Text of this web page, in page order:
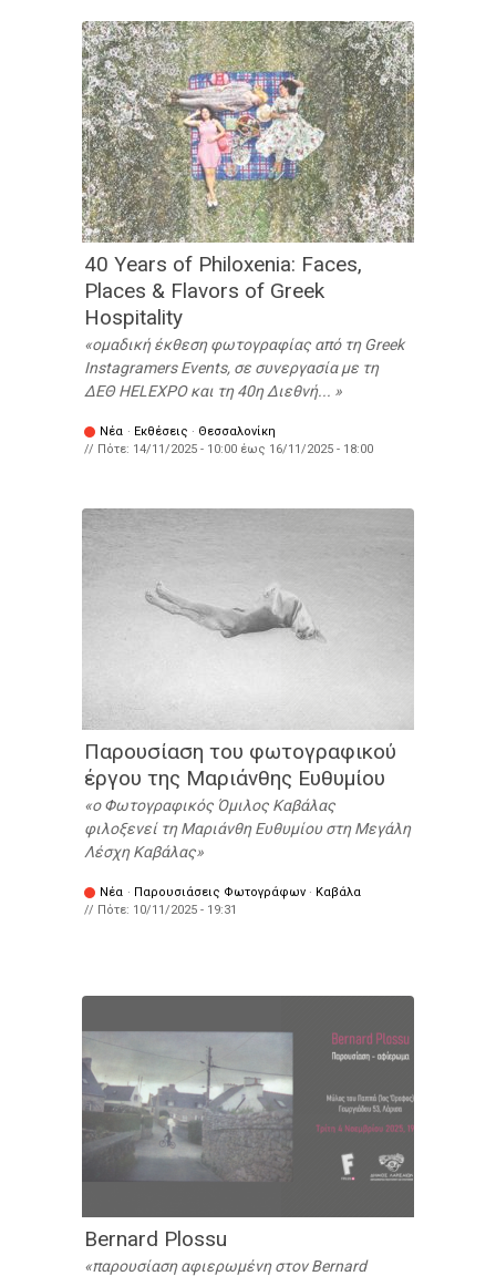
40 Years of Philoxenia: Faces,
Places & Flavors of Greek
Hospitality
ομαδική έκθεση φωτογραφίας από τη Greek
Instagramers Events, σε συνεργασία με τη
ΔΕΘ HELEXPO και τη 40η Διεθνή...
Νέα · Εκθέσεις · Θεσσαλονίκη
// Πότε: 14/11/2025 - 10:00 έως 16/11/2025 - 18:00
Παρουσίαση του φωτογραφικού
έργου της Μαριάνθης Ευθυμίου
ο Φωτογραφικός Όμιλος Καβάλας
φιλοξενεί τη Μαριάνθη Ευθυμίου στη Μεγάλη
Λέσχη Καβάλας
Νέα · Παρουσιάσεις Φωτογράφων · Καβάλα
// Πότε: 10/11/2025 - 19:31
Bernard Plossu
παρουσίαση αφιερωμένη στον Bernard